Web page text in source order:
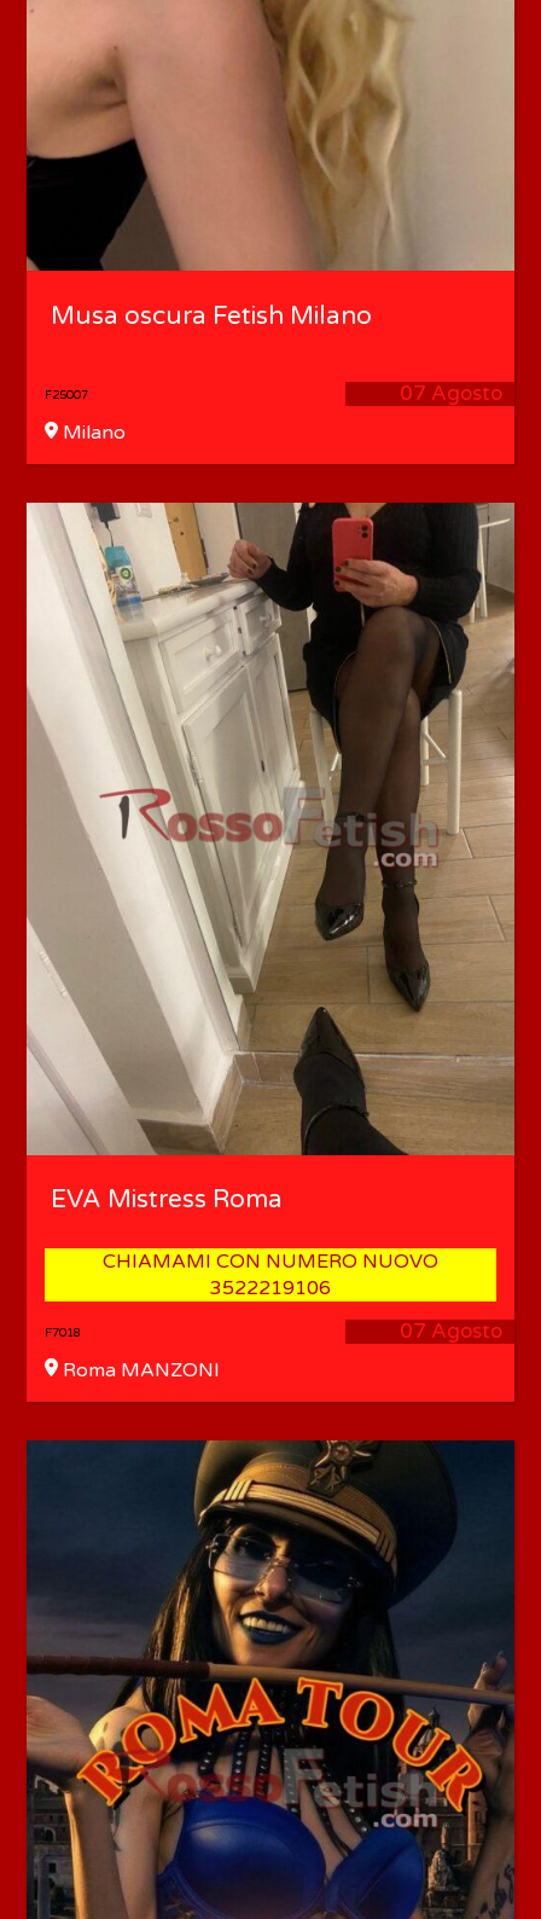
Musa oscura Fetish Milano
07 Agosto
F25007
Milano
EVA Mistress Roma
CHIAMAMI CON NUMERO NUOVO
3522219106
07 Agosto
F7018
Roma MANZONI